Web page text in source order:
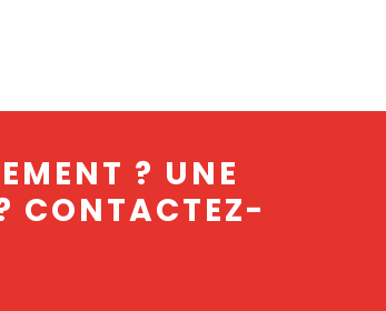
? UNE
CONTACTEZ-